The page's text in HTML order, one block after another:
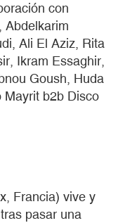
con
Abdelkarim
Ali El Aziz, Rita
Ikram Essaghir,
Goush, Huda
Mayrit b2b Disco
Francia) vive y
pasar una